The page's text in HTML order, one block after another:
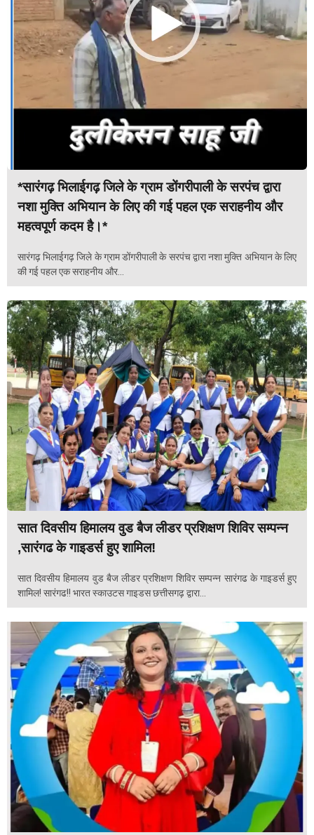
*सारंगढ़ भिलाईगढ़ जिले के ग्राम डोंगरीपाली के सरपंच द्वारा
नशा मुक्ति अभियान के लिए की गई पहल एक सराहनीय और
महत्वपूर्ण कदम है।* ​
सारंगढ़ भिलाईगढ़ जिले के ग्राम डोंगरीपाली के सरपंच द्वारा नशा मुक्ति अभियान के लिए
की गई पहल एक सराहनीय और...
सात दिवसीय हिमालय वुड बैज लीडर प्रशिक्षण शिविर सम्पन्न
,सारंगढ के गाइडर्स हुए शामिल!
सात दिवसीय हिमालय वुड बैज लीडर प्रशिक्षण शिविर सम्पन्न सारंगढ के गाइडर्स हुए
शामिल! सारंगढ!! भारत स्काउटस गाइडस छत्तीसगढ़ द्वारा...